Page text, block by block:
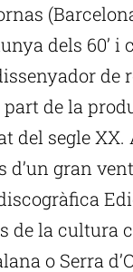
dels 60’
part de la
del segle
d’un gran
de la cultura
o Serra